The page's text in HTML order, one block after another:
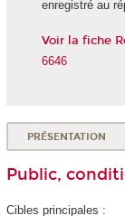
enregistré au
Voir la fiche
6646
PRÉSENTATION
Public,
Cibles principales :